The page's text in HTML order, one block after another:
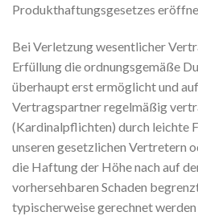
Produkthaftungsgesetzes
Bei Verletzung wesentlicher
Erfüllung die ordnungsgemäße
überhaupt erst ermöglicht und
Vertragspartner regelmäßig
(Kardinalpflichten) durch leichte
unseren gesetzlichen Vertretern
die Haftung der Höhe nach auf
vorhersehbaren Schaden
typischerweise gerechnet werden